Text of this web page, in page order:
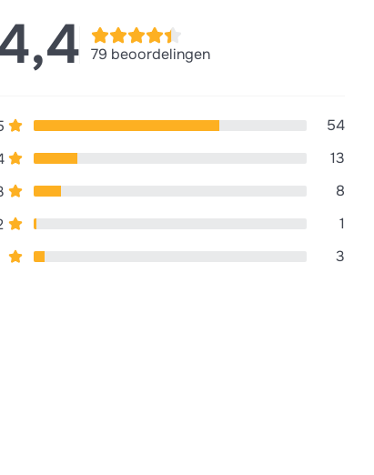
79 beoordelingen
54
13
8
1
3